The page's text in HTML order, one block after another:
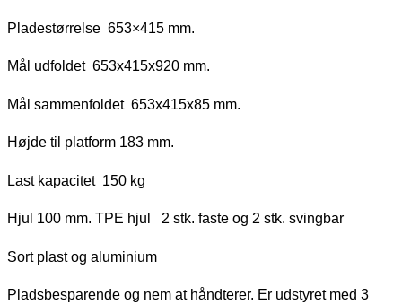
Pladestørrelse 653×415 mm.
Mål udfoldet 653x415x920 mm.
Mål sammenfoldet 653x415x85 mm.
Højde til platform 183 mm.
Last kapacitet 150 kg
Hjul 100 mm. TPE hjul 2 stk. faste og 2 stk. svingbar
Sort plast og aluminium
Pladsbesparende og nem at håndterer. Er udstyret med 3